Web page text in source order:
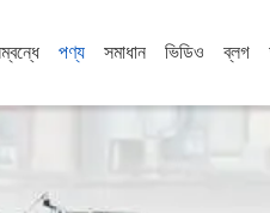
পণ্য সমাধান ভিডিও ব্লগ